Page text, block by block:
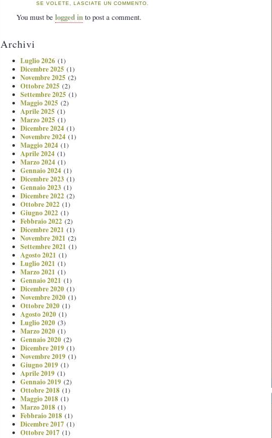
SE VOLETE, LASCIATE UN COMMENTO.
You must be logged in to post a comment.
Archivi
Luglio 2026 (1)
Dicembre 2025 (1)
Novembre 2025 (2)
Ottobre 2025 (2)
Settembre 2025 (1)
Maggio 2025 (2)
Aprile 2025 (1)
Marzo 2025 (1)
Dicembre 2024 (1)
Novembre 2024 (1)
Maggio 2024 (1)
Aprile 2024 (1)
Marzo 2024 (1)
Gennaio 2024 (1)
Dicembre 2023 (1)
Gennaio 2023 (1)
Dicembre 2022 (2)
Ottobre 2022 (1)
Giugno 2022 (1)
Febbraio 2022 (2)
Dicembre 2021 (1)
Novembre 2021 (2)
Settembre 2021 (1)
Agosto 2021 (1)
Luglio 2021 (1)
Marzo 2021 (1)
Gennaio 2021 (1)
Dicembre 2020 (1)
Novembre 2020 (1)
Ottobre 2020 (1)
Agosto 2020 (1)
Luglio 2020 (3)
Marzo 2020 (1)
Gennaio 2020 (2)
Dicembre 2019 (1)
Novembre 2019 (1)
Giugno 2019 (1)
Aprile 2019 (1)
Gennaio 2019 (2)
Ottobre 2018 (1)
Maggio 2018 (1)
Marzo 2018 (1)
Febbraio 2018 (1)
Dicembre 2017 (1)
Ottobre 2017 (1)